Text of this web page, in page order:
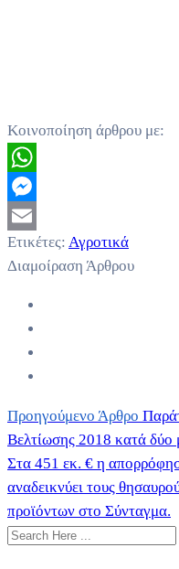
Κοινοποίηση άρθρου με:
WhatsApp
Messenger
Email
Ετικέτες: Αγροτικά
Διαμοίραση Άρθρου
Προηγούμενο Άρθρο
Βελτίωσης 2018 κατά δύο
Στα 451 εκ. € η
αναδεικνύει τους
προϊόντων στο Σύνταγμα.